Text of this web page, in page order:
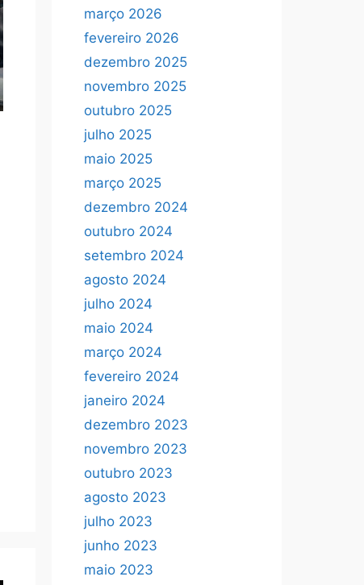
março 2026
fevereiro 2026
dezembro 2025
novembro 2025
outubro 2025
julho 2025
maio 2025
março 2025
dezembro 2024
outubro 2024
setembro 2024
agosto 2024
julho 2024
maio 2024
março 2024
fevereiro 2024
janeiro 2024
dezembro 2023
novembro 2023
outubro 2023
agosto 2023
julho 2023
junho 2023
maio 2023